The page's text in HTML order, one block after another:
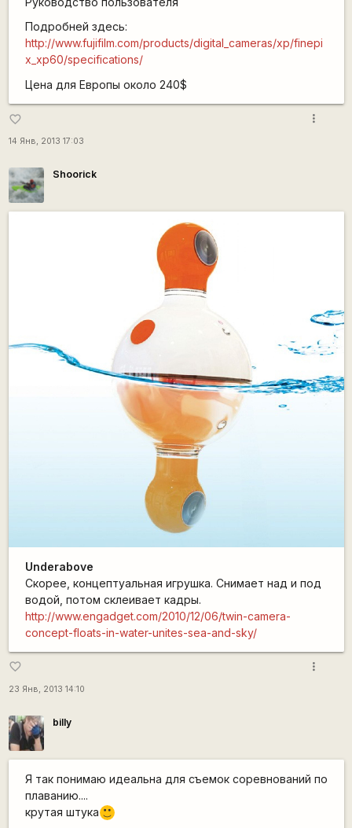
Подробней здесь:
http://www.fujifilm.com/products/digital_cameras/xp/finepi
x_xp60/specifications/
Цена для Европы около 240$
favorite_border
14 Янв, 2013 17:03
more_vert
Shoorick
Underabove
Скорее, концептуальная игрушка. Снимает над и под
водой, потом склеивает кадры.
http://www.engadget.com/2010/12/06/twin-camera-
concept-floats-in-water-unites-sea-and-sky/
favorite_border
23 Янв, 2013 14:10
more_vert
billy
Я так понимаю идеальна для съемок соревнований по
плаванию....
крутая штука :)